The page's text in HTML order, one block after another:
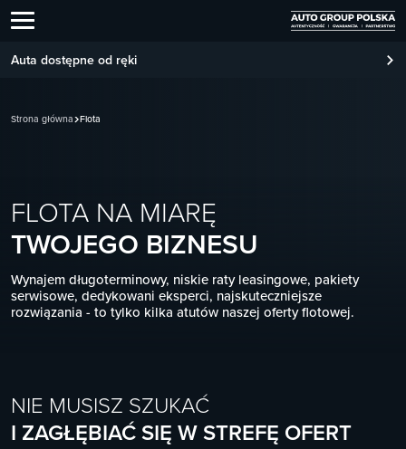
Auta dostępne od ręki
Strona główna Flota
FLOTA NA MIARĘ
TWOJEGO BIZNESU
Wynajem długoterminowy, niskie raty leasingowe, pakiety
serwisowe, dedykowani eksperci, najskuteczniejsze
rozwiązania - to tylko kilka atutów naszej oferty flotowej.
NIE MUSISZ SZUKAĆ
I ZAGŁĘBIAĆ SIĘ W STREFĘ OFERT